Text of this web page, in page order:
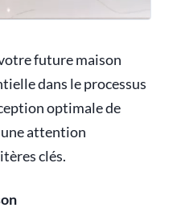
future maison
dans le processus
optimale de
attention
clés.